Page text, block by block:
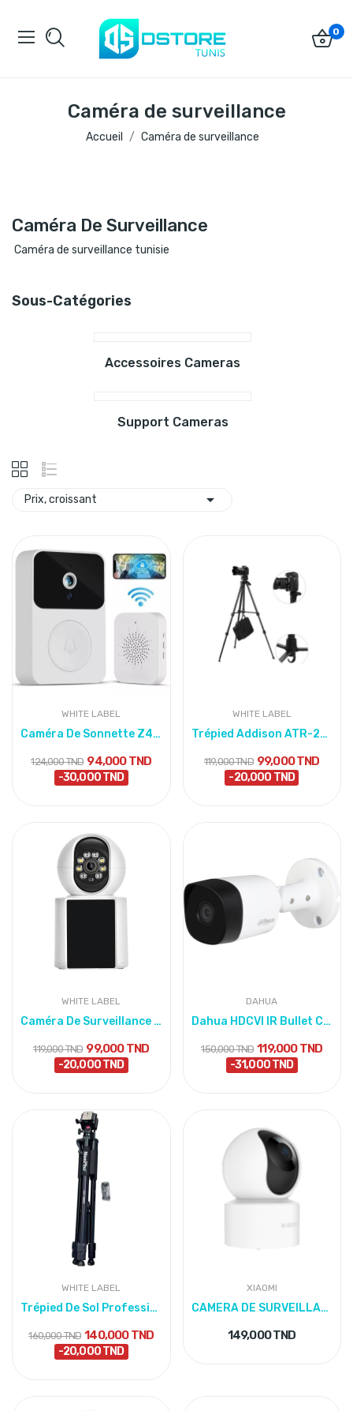
0
Caméra de surveillance
Accueil Caméra de surveillance
Caméra De Surveillance
Caméra de surveillance tunisie
Sous-Catégories
Accessoires Cameras
Support Cameras
Prix, croissant 
WHITE LABEL
Caméra De Sonnette Z40 – Sans fil, HD, Wi-Fi
124,000 TND 94,000 TND
-30,000 TND
WHITE LABEL
Trépied Addison ATR-23 – Hauteur 155 cm avec...
119,000 TND 99,000 TND
-20,000 TND
WHITE LABEL
Caméra De Surveillance Intelligente Wi-Fi – HD,...
119,000 TND 99,000 TND
-20,000 TND
DAHUA
Dahua HDCVI IR Bullet Camera
150,000 TND 119,000 TND
-31,000 TND
WHITE LABEL
Trépied De Sol Professionnel
160,000 TND 140,000 TND
-20,000 TND
XIAOMI
CAMERA DE SURVEILLANCE XIAOMI C200
149,000 TND